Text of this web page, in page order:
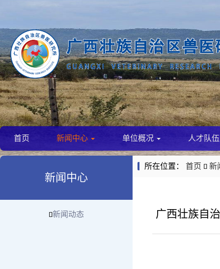
首页 新闻中心 单位概况 人才队
新闻中心
新闻动态
所在位置： 首页  新
广西壮族自